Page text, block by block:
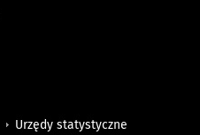
Urzędy statystyczne